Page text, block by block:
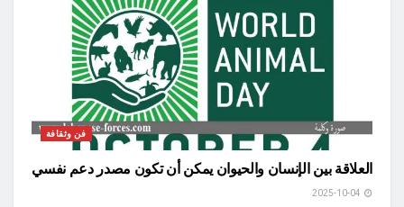
فن وثقافة
العلاقة بين الإنسان والحيوان يمكن أن تكون مصدر دعم نفسي